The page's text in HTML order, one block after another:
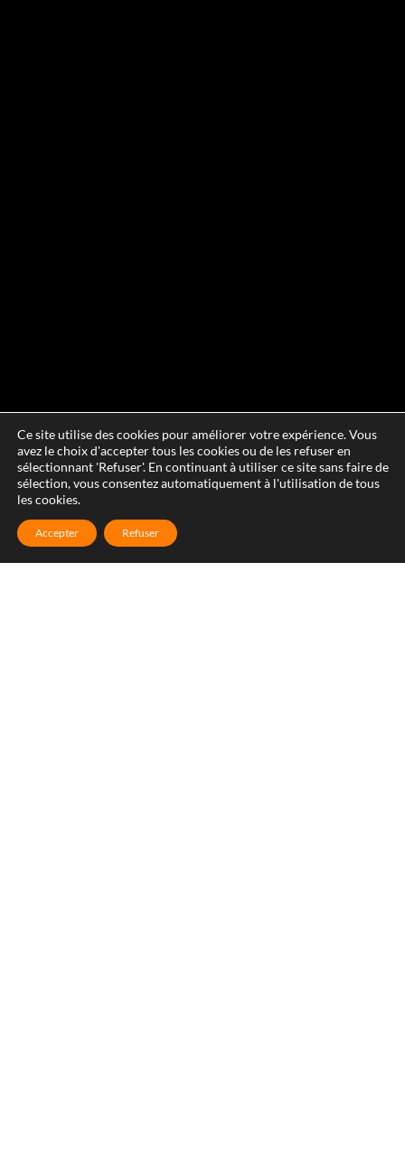
Ce site utilise des cookies pour améliorer votre expérience. Vous
avez le choix d'accepter tous les cookies ou de les refuser en
sélectionnant 'Refuser'. En continuant à utiliser ce site sans faire de
sélection, vous consentez automatiquement à l'utilisation de tous
les cookies.
Accepter Refuser